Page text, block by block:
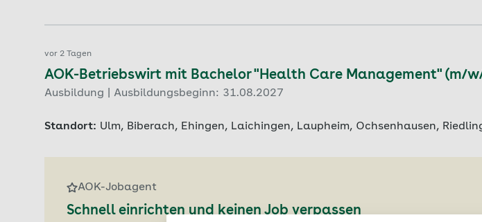
vor 2 Tagen
AOK-Betriebswirt mit Bachelor "Health Care Management" (m/
Ausbildung | Ausbildungsbeginn: 31.08.2027
Standort: Ulm, Biberach, Ehingen, Laichingen, Laupheim, Ochsenhausen,
AOK-Jobagent
Schnell einrichten und keinen Job verpassen